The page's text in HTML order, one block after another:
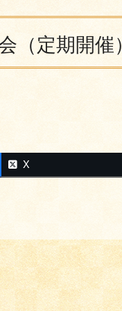
（定期開催）
X